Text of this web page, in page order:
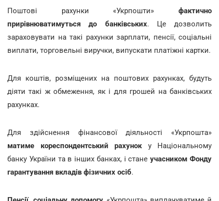
Поштові рахунки «Укрпошти» фактично
прирівнюватимуться до банківських. Це дозволить
зараховувати на такі рахунки зарплати, пенсії, соціальні
виплати, торговельні виручки, випускати платіжні картки.
Для коштів, розміщених на поштових рахунках, будуть
діяти такі ж обмеження, як і для грошей на банківських
рахунках.
Для здійснення фінансової діяльності «Укрпошта»
матиме кореспондентський рахуноку Національному
банку України та в інших банках, і станеучасником Фонду
гарантування вкладів фізичних осіб.